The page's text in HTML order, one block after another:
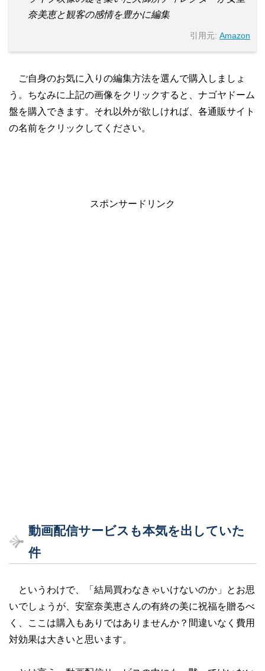
奈美恵と観客の感情を豊かに編集
引用元: Amazon
ご自身のお気に入りの編集方法を選んで購入しましょ
う。ちなみに上記の画像をクリックすると、ナゴヤドーム
盤を購入できます。それ以外が欲しければ、各通販サイト
の名前をクリックしてください。
スポンサードリンク
動画配信サービスも本気を出していた
件
というわけで、「結局買わなきゃいけないのか」とお思
いでしょうが、安室奈美恵さんの有終の美に祝福を贈るべ
く、ここは購入もありではありませんか？間違いなく費用
対効果は大きいと思います。